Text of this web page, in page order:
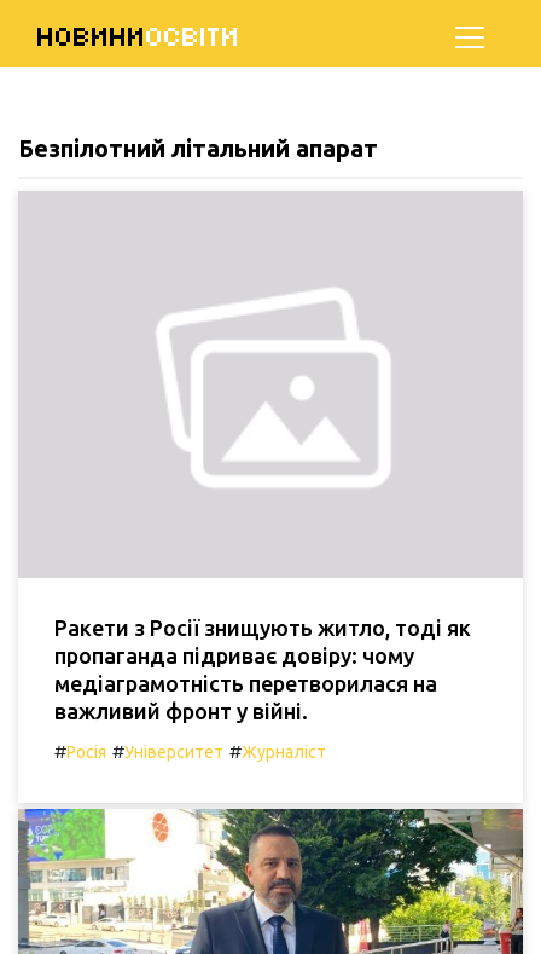
НОВИНИОСВІТИ
Безпілотний літальний апарат
Ракети з Росії знищують житло, тоді як
пропаганда підриває довіру: чому
медіаграмотність перетворилася на
важливий фронт у війні.
#Росія #Університет #Журналіст